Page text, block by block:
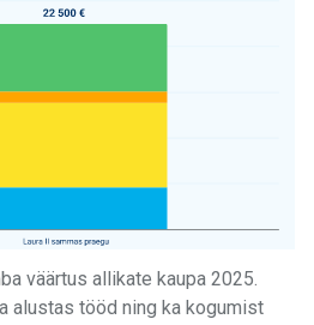
väärtus allikate kaupa 2025.
alustas tööd ning ka kogumist